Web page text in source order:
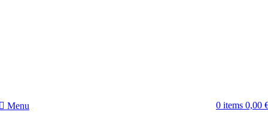
Menu 0 items 0,00